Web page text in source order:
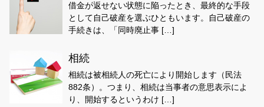
借金が返せない状態に陥ったとき、最終的な手段
として自己破産を選ぶひともいます。自己破産の
手続きは、「同時廃止事 […]
相続
相続は被相続人の死亡により開始します（民法
882条）。つまり、相続は当事者の意思表示によ
り、開始するというわけ […]